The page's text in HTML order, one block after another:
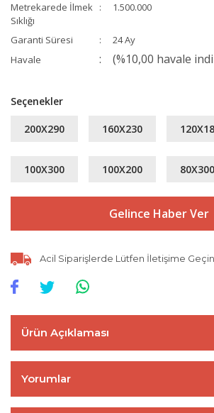
Metrekarede İlmek
Sıklığı
1.500.000
Garanti Süresi
24 Ay
Havale
(%10,00 havale
Seçenekler
200X290 160X230
100X300 100X200 80X300
Gelince Haber Ver
Acil Siparişlerde Lütfen İletişime
Ürün Açıklaması
Yorumlar